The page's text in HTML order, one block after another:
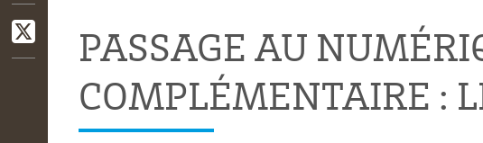
CONNEXIONPASSAGE AU
COMPLÉMENTAIRE :